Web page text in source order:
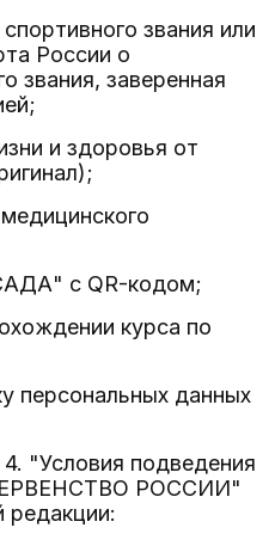
звания или
России о
звания, заверенная
и здоровья от
с QR-кодом;
курса по
персональных данных
"Условия подведения
РОССИИ"